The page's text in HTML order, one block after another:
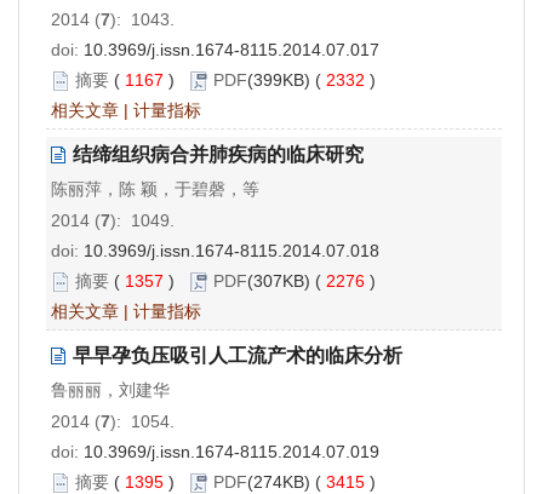
2014 (7): 1043.
doi: 10.3969/j.issn.1674-8115.2014.07.017
摘要 ( 1167 ) PDF(399KB) ( 2332 )
相关文章 | 计量指标
结缔组织病合并肺疾病的临床研究
陈丽萍，陈 颖，于碧磬，等
2014 (7): 1049.
doi: 10.3969/j.issn.1674-8115.2014.07.018
摘要 ( 1357 ) PDF(307KB) ( 2276 )
相关文章 | 计量指标
早早孕负压吸引人工流产术的临床分析
鲁丽丽，刘建华
2014 (7): 1054.
doi: 10.3969/j.issn.1674-8115.2014.07.019
摘要 ( 1395 ) PDF(274KB) ( 3415 )